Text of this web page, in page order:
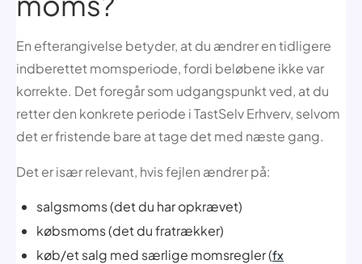
En efterangivelse betyder, at du ændrer en tidligere
indberettet momsperiode, fordi beløbene ikke var
korrekte. Det foregår som udgangspunkt ved, at du
retter den konkrete periode i TastSelv Erhverv, selvom
det er fristende bare at tage det med næste gang.
Det er især relevant, hvis fejlen ændrer på:
salgsmoms (det du har opkrævet)
købsmoms (det du fratrækker)
køb/et salg med særlige momsregler (fx